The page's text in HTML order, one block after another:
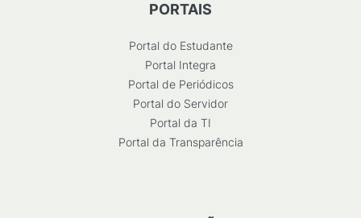
PORTAIS
Portal do Estudante
Portal Integra
Portal de Periódicos
Portal do Servidor
Portal da TI
Portal da Transparência